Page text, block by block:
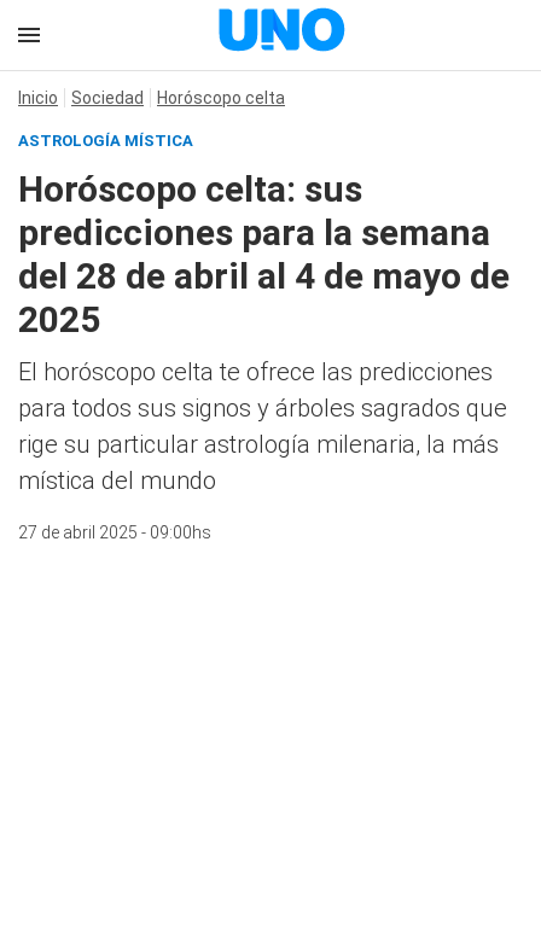
Inicio Sociedad Horóscopo celta
ASTROLOGÍA MÍSTICA
Horóscopo celta: sus
predicciones para la semana
del 28 de abril al 4 de mayo de
2025
El horóscopo celta te ofrece las predicciones
para todos sus signos y árboles sagrados que
rige su particular astrología milenaria, la más
mística del mundo
27 de abril 2025 - 09:00hs